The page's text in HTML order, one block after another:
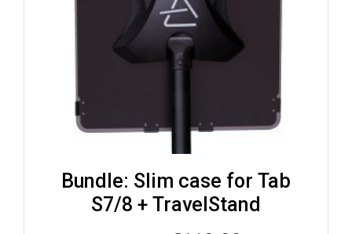
Bundle: Slim case for Tab
S7/8 + TravelStand